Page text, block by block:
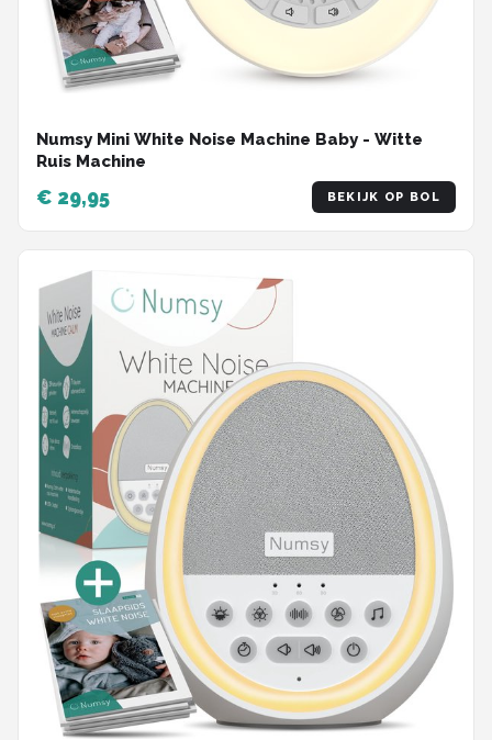
Numsy Mini White Noise Machine Baby - Witte
Ruis Machine
€ 29,95 BEKIJK OP BOL